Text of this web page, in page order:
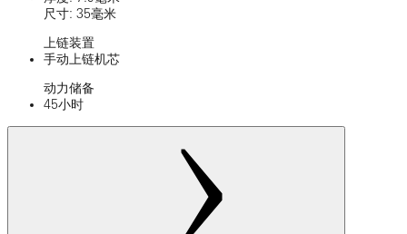
尺寸: 35毫米
上链装置
手动上链机芯
动力储备
45小时